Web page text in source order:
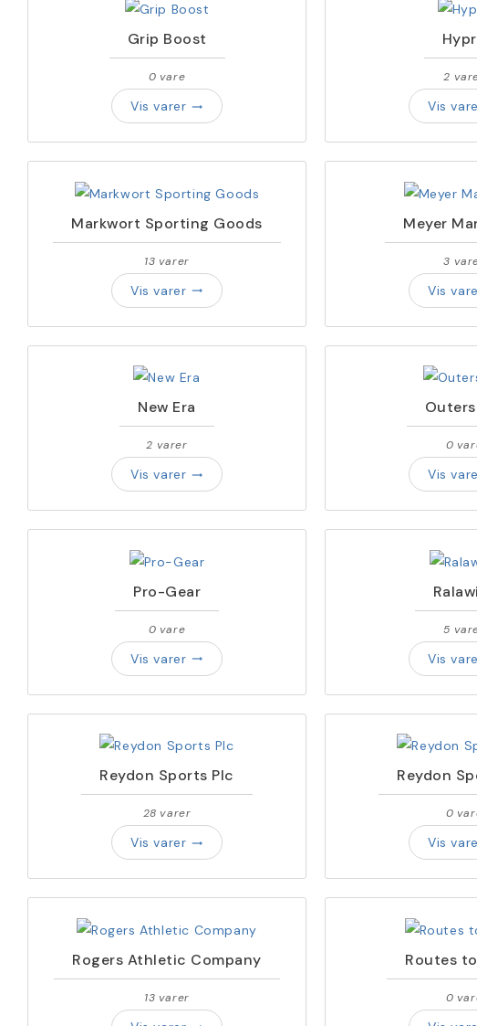
Grip Boost
0 vare
Vis varer trending_flat
2
Vis
Markwort Sporting Goods
13 varer
Vis varer trending_flat
Meyer
3
Vis
New Era
2 varer
Vis varer trending_flat
0
Vis
Pro-Gear
0 vare
Vis varer trending_flat
5
Vis
Reydon Sports Plc
28 varer
Vis varer trending_flat
Reydon
0
Vis
Rogers Athletic Company
13 varer
Routes
0